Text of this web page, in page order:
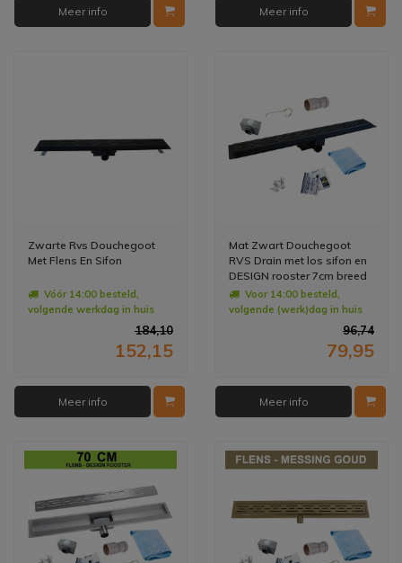
Meer info Meer info
Zwarte Rvs Douchegoot
Met Flens En Sifon
Vóór 14:00 besteld,
volgende werkdag in huis
184,10
152,15
Meer info
Mat Zwart Douchegoot
RVS Drain met los sifon en
DESIGN rooster 7cm breed
(30 t/m 200cm)
Voor 14:00 besteld,
volgende (werk)dag in huis
96,74
79,95
Meer info